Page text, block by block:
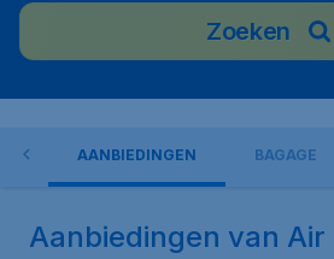
Zoeken
AANBIEDINGEN BAGAGE
Aanbiedingen van Air